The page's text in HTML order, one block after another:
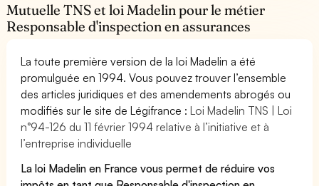
Mutuelle TNS et loi Madelin pour le métier
Responsable d'inspection en assurances
La toute première version de la loi Madelin a été
promulguée en 1994. Vous pouvez trouver l’ensemble
des articles juridiques et des amendements abrogés ou
modifiés sur le site de Légifrance :Loi Madelin TNS | Loi
n°94-126 du 11 février 1994 relative à l’initiative et à
l’entreprise individuelle
La loi Madelin en France vous permet de réduire vos